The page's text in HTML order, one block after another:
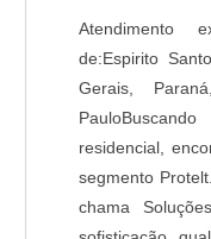
equipes
excelência de
para acessar o
empresa,
preferir, entre
consultores e
Atendimento
de:Espirito
Gerais,
residencial,
segmento
chama